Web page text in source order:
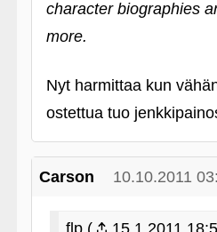
character biographies
more.
Nyt harmittaa kun
ostettua tuo
Carson 10.10.2011
flp ( 15.1.2011